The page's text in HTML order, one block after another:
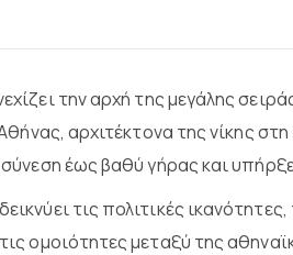
την αρχή της μεγάλης
αρχιτέκτονα της νίκης
έως βαθύ γήρας και
τις πολιτικές
ομοιότητες μεταξύ της